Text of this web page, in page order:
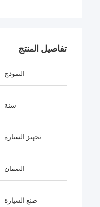
تفاصيل المنتج
النموذج
سنة
تجهيز السيارة
الضمان
صنع السيارة